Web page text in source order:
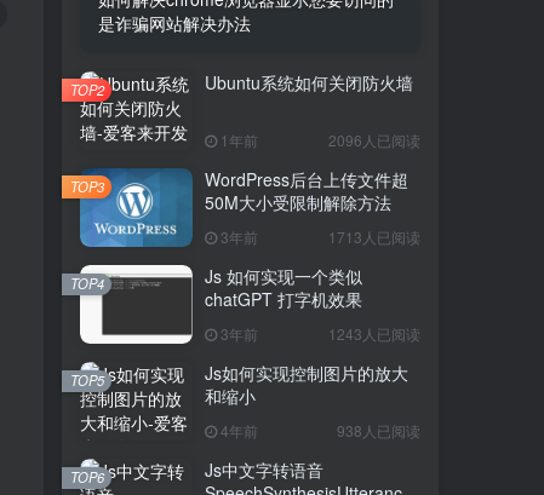
是诈骗网站解决办法
Ubuntu系统如何关闭防火墙
1年前 2096人已阅读
TOP2
WordPress后台上传文件超
50M大小受限制解除方法
3年前 1713人已阅读
TOP3
Js 如何实现一个类似
chatGPT 打字机效果
3年前 1243人已阅读
TOP4
Js如何实现控制图片的放大
和缩小
4年前 938人已阅读
TOP5
Js中文字转语音
TOP6